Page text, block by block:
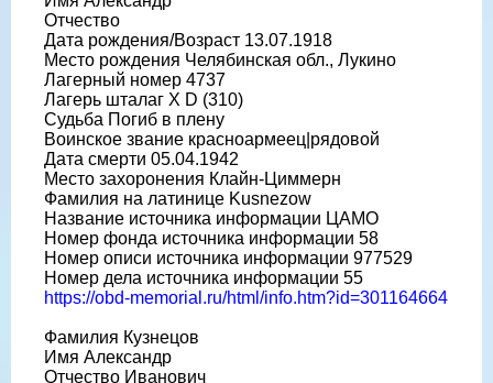
Отчество
Дата рождения/Возраст 13.07.1918
Место рождения Челябинская обл., Лукино
Лагерный номер 4737
Лагерь шталаг X D (310)
Судьба Погиб в плену
Воинское звание красноармеец|рядовой
Дата смерти 05.04.1942
Место захоронения Клайн-Циммерн
Фамилия на латинице Kusnezow
Название источника информации ЦАМО
Номер фонда источника информации 58
Номер описи источника информации 977529
Номер дела источника информации 55
https://obd-memorial.ru/html/info.htm?id=301164664
Фамилия Кузнецов
Имя Александр
Отчество Иванович